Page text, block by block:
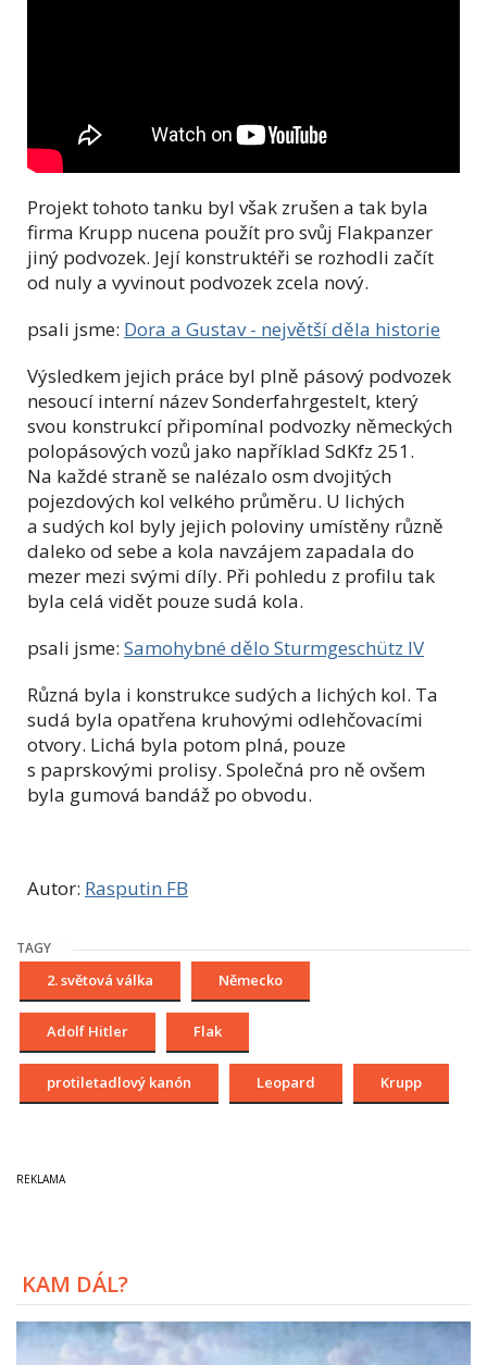
Projekt tohoto tanku byl však zrušen a tak byla
firma Krupp nucena použít pro svůj Flakpanzer
jiný podvozek. Její konstruktéři se rozhodli začít
od nuly a vyvinout podvozek zcela nový.
psali jsme: Dora a Gustav - největší děla historie
Výsledkem jejich práce byl plně pásový podvozek
nesoucí interní název Sonderfahrgestelt, který
svou konstrukcí připomínal podvozky německých
polopásových vozů jako například SdKfz 251.
Na každé straně se nalézalo osm dvojitých
pojezdových kol velkého průměru. U lichých
a sudých kol byly jejich poloviny umístěny různě
daleko od sebe a kola navzájem zapadala do
mezer mezi svými díly. Při pohledu z profilu tak
byla celá vidět pouze sudá kola.
psali jsme: Samohybné dělo Sturmgeschütz IV
Různá byla i konstrukce sudých a lichých kol. Ta
sudá byla opatřena kruhovými odlehčovacími
otvory. Lichá byla potom plná, pouze
s paprskovými prolisy. Společná pro ně ovšem
byla gumová bandáž po obvodu.
Autor: Rasputin FB
TAGY
2. světová válka Německo
Adolf Hitler Flak
protiletadlový kanón Leopard Krupp
KAM DÁL?